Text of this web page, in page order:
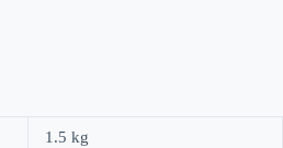
1.5 kg